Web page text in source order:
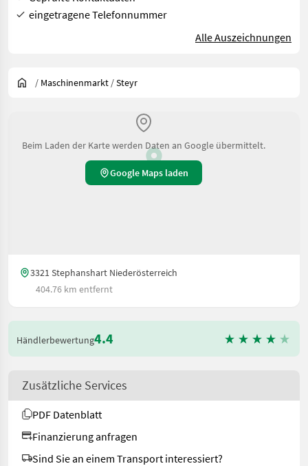
eingetragene Telefonnummer
Alle Auszeichnungen
/ Maschinenmarkt /Steyr
Beim Laden der Karte werden Daten an Google übermittelt.
Google Maps laden
3321 Stephanshart Niederösterreich
404.76 km entfernt
Händlerbewertung4.4
Zusätzliche Services
PDF Datenblatt
Finanzierung anfragen
Sind Sie an einem Transport interessiert?